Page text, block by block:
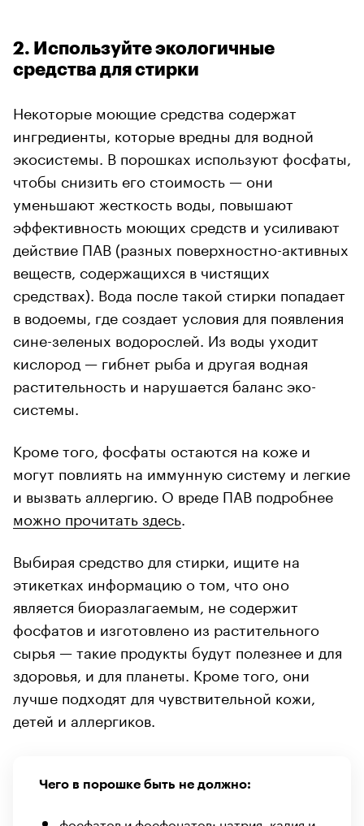
2. Используйте экологичные
средства для стирки
Некоторые моющие средства содержат
ингредиенты, которые вредны для водной
экосистемы. В порошках используют фосфаты,
чтобы снизить его стоимость — они
уменьшают жесткость воды, повышают
эффективность моющих средств и усиливают
действие ПАВ (разных поверхностно-активных
веществ, содержащихся в чистящих
средствах). Вода после такой стирки попадает
в водоемы, где создает условия для появления
сине-зеленых водорослей. Из воды уходит
кислород — гибнет рыба и другая водная
растительность и нарушается баланс эко-
системы.
Кроме того, фосфаты остаются на коже и
могут повлиять на иммунную систему и легкие
и вызвать аллергию. О вреде ПАВ подробнее
можно прочитать здесь
Выбирая средство для стирки, ищите на
этикетках информацию о том, что оно
является биоразлагаемым, не содержит
фосфатов и изготовлено из растительного
сырья — такие продукты будут полезнее и для
здоровья, и для планеты. Кроме того, они
лучше подходят для чувствительной кожи,
детей и аллергиков.
Чего в порошке быть не должно: